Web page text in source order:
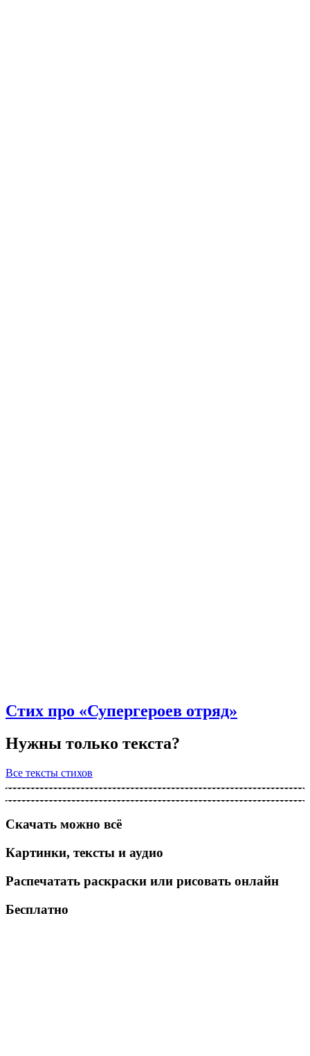
Стих про «Супергероев отряд»
Нужны только текста?
Все тексты стихов
Скачать можно всё
Картинки, тексты и аудио
Распечатать раскраски или рисовать онлайн
Бесплатно